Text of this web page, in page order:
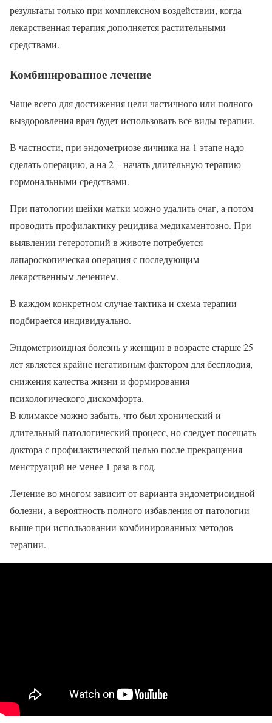
результаты только при комплексном воздействии, когда
лекарственная терапия дополняется растительными
средствами.
Комбинированное лечение
Чаще всего для достижения цели частичного или полного
выздоровления врач будет использовать все виды терапии.
В частности, при эндометриозе яичника на 1 этапе надо
сделать операцию, а на 2 – начать длительную терапию
гормональными средствами.
При патологии шейки матки можно удалить очаг, а потом
проводить профилактику рецидива медикаментозно. При
выявлении гетеротопий в животе потребуется
лапароскопическая операция с последующим
лекарственным лечением.
В каждом конкретном случае тактика и схема терапии
подбирается индивидуально.
Эндометриоидная болезнь у женщин в возрасте старше 25
лет является крайне негативным фактором для бесплодия,
снижения качества жизни и формирования
психологического дискомфорта.
В климаксе можно забыть, что был хронический и
длительный патологический процесс, но следует посещать
доктора с профилактической целью после прекращения
менструаций не менее 1 раза в год.
Лечение во многом зависит от варианта эндометриоидной
болезни, а вероятность полного избавления от патологии
выше при использовании комбинированных методов
терапии.